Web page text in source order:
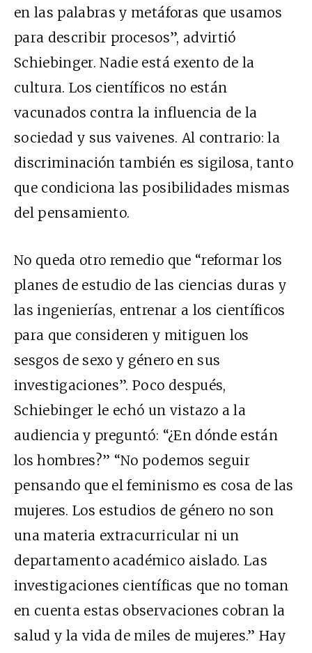
en las palabras y metáforas que usamos
para describir procesos”, advirtió
Schiebinger. Nadie está exento de la
cultura. Los científicos no están
vacunados contra la influencia de la
sociedad y sus vaivenes. Al contrario: la
discriminación también es sigilosa, tanto
que condiciona las posibilidades mismas
del pensamiento.
No queda otro remedio que “reformar los
planes de estudio de las ciencias duras y
las ingenierías, entrenar a los científicos
para que consideren y mitiguen los
sesgos de sexo y género en sus
investigaciones”. Poco después,
Schiebinger le echó un vistazo a la
audiencia y preguntó: “¿En dónde están
los hombres?” “No podemos seguir
pensando que el feminismo es cosa de las
mujeres. Los estudios de género no son
una materia extracurricular ni un
departamento académico aislado. Las
investigaciones científicas que no toman
en cuenta estas observaciones cobran la
salud y la vida de miles de mujeres.” Hay